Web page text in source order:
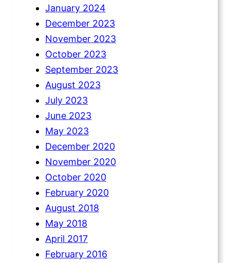
January 2024
December 2023
November 2023
October 2023
September 2023
August 2023
July 2023
June 2023
May 2023
December 2020
November 2020
October 2020
February 2020
August 2018
May 2018
April 2017
February 2016